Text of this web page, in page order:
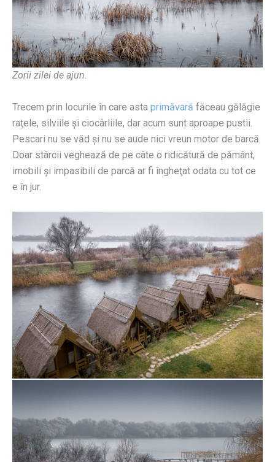
Zorii zilei de ajun.
Trecem prin locurile în care asta primăvară făceau gălăgie
raţele, silviile şi ciocârliile, dar acum sunt aproape pustii.
Pescari nu se văd şi nu se aude nici vreun motor de barcă.
Doar stârcii veghează de pe câte o ridicătură de pământ,
imobili şi impasibili de parcă ar fi îngheţat odata cu tot ce
e în jur.